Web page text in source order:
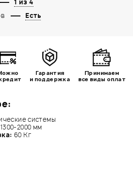
системы
1300-2000 мм
60 Кг
1 из 4
Есть
Гарантия
и поддержка
Принимаем
все виды оплат